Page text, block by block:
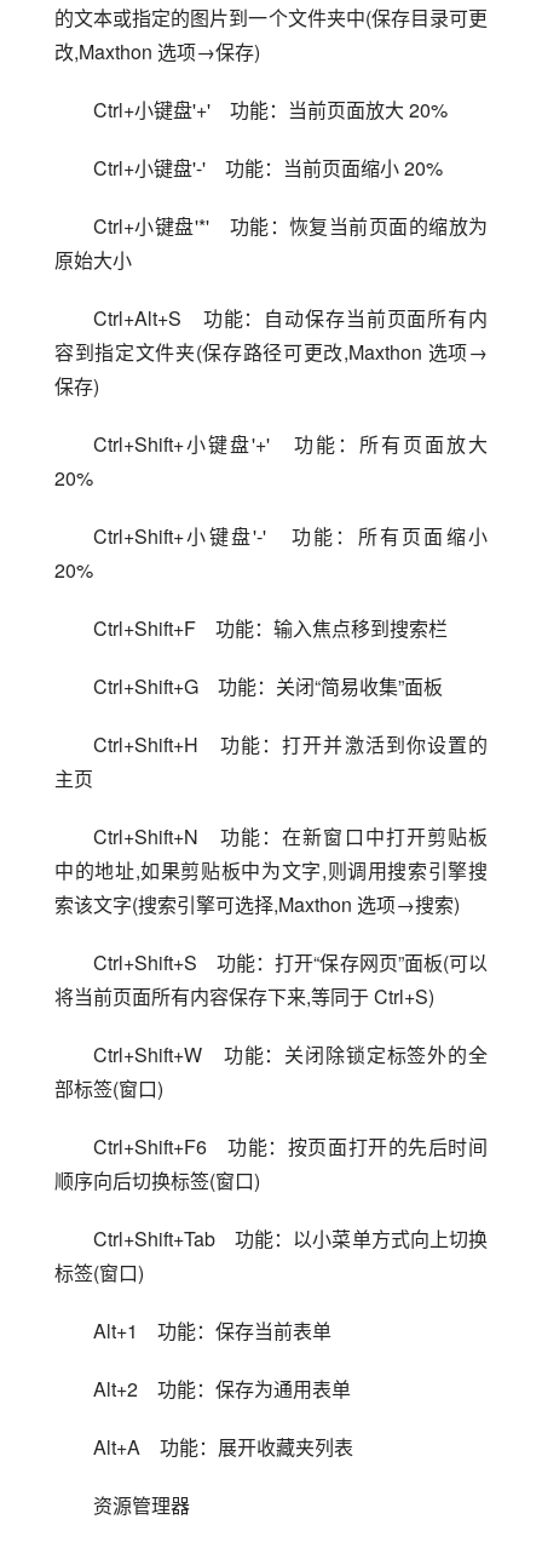
的文本或指定的图片到一个文件夹中(保存目录可更
改,Maxthon 选项→保存)
Ctrl+小键盘'+'　功能：当前页面放大 20%
Ctrl+小键盘'-'　功能：当前页面缩小 20%
Ctrl+小键盘'*'　功能：恢复当前页面的缩放为
原始大小
Ctrl+Alt+S　功能：自动保存当前页面所有内
容到指定文件夹(保存路径可更改,Maxthon 选项→
保存)
Ctrl+Shift+小键盘'+'　功能：所有页面放大
20%
Ctrl+Shift+小键盘'-'　功能：所有页面缩小
20%
Ctrl+Shift+F　功能：输入焦点移到搜索栏
Ctrl+Shift+G　功能：关闭“简易收集”面板
Ctrl+Shift+H　功能：打开并激活到你设置的
主页
Ctrl+Shift+N　功能：在新窗口中打开剪贴板
中的地址,如果剪贴板中为文字,则调用搜索引擎搜
索该文字(搜索引擎可选择,Maxthon 选项→搜索)
Ctrl+Shift+S　功能：打开“保存网页”面板(可以
将当前页面所有内容保存下来,等同于 Ctrl+S)
Ctrl+Shift+W　功能：关闭除锁定标签外的全
部标签(窗口)
Ctrl+Shift+F6　功能：按页面打开的先后时间
顺序向后切换标签(窗口)
Ctrl+Shift+Tab　功能：以小菜单方式向上切换
标签(窗口)
Alt+1　功能：保存当前表单
Alt+2　功能：保存为通用表单
Alt+A　功能：展开收藏夹列表
资源管理器